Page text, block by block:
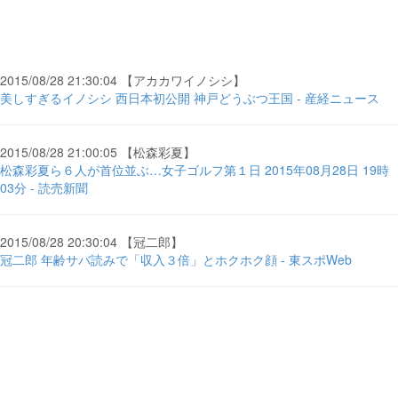
2015/08/28 21:30:04 【アカカワイノシシ】
美しすぎるイノシシ 西日本初公開 神戸どうぶつ王国 - 産経ニュース
2015/08/28 21:00:05 【松森彩夏】
松森彩夏ら６人が首位並ぶ…女子ゴルフ第１日 2015年08月28日 19時
03分 - 読売新聞
2015/08/28 20:30:04 【冠二郎】
冠二郎 年齢サバ読みで「収入３倍」とホクホク顔 - 東スポWeb